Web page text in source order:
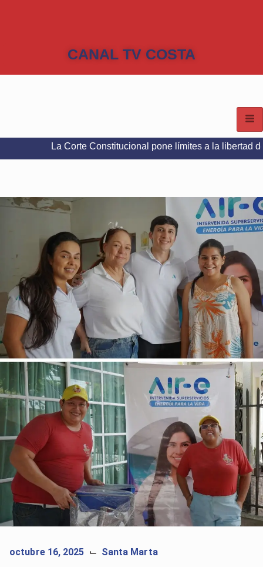
CANAL TV COSTA
Corte Constitucional pone límites a la libertad de expresión
octubre 16, 2025 ⌙ Santa Marta